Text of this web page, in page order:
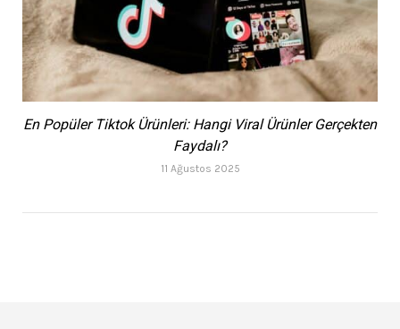
En Popüler Tiktok Ürünleri: Hangi Viral Ürünler Gerçekten
Faydalı?
11 Ağustos 2025